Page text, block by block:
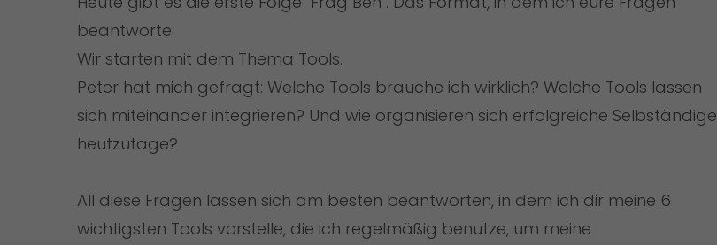
beantworte.
Wir starten mit dem Thema Tools.
Peter hat mich gefragt: Welche Tools brauche ich wirklich? Welche Tools lassen
sich miteinander integrieren? Und wie organisieren sich erfolgreiche Selbständige
heutzutage?
All diese Fragen lassen sich am besten beantworten, in dem ich dir meine 6
wichtigsten Tools vorstelle, die ich regelmäßig benutze, um meine